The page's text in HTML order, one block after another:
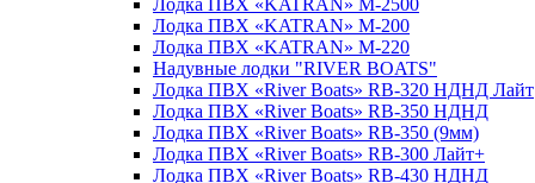
Лодка ПВХ «KATRAN» M-2500
Лодка ПВХ «KATRAN» M-200
Лодка ПВХ «KATRAN» M-220
Надувные лодки "RIVER BOATS"
Лодка ПВХ «River Boats» RB-320 НДНД Лайт
Лодка ПВХ «River Boats» RB-350 НДНД
Лодка ПВХ «River Boats» RB-350 (9мм)
Лодка ПВХ «River Boats» RB-300 Лайт+
Лодка ПВХ «River Boats» RB-430 НДНД